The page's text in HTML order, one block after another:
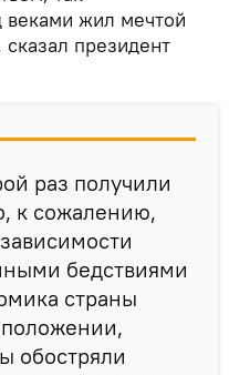
веками жил мечтой
президент
раз получили
к сожалению,
бедствиями
страны
обостряли